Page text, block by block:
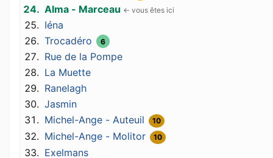
Alma - Marceau
Iéna
Trocadéro
6
Rue de la Pompe
La Muette
Ranelagh
Jasmin
Michel-Ange - Auteuil
10
Michel-Ange - Molitor 10
Exelmans